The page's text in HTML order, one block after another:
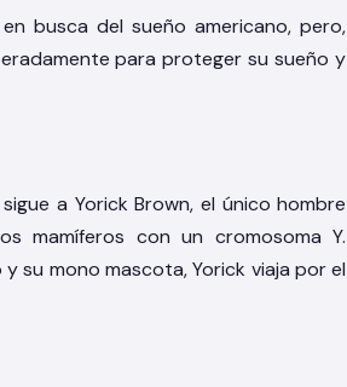
busca del sueño americano, pero,
para proteger su sueño y
a Yorick Brown, el único hombre
mamíferos con un cromosoma Y.
su mono mascota, Yorick viaja por el